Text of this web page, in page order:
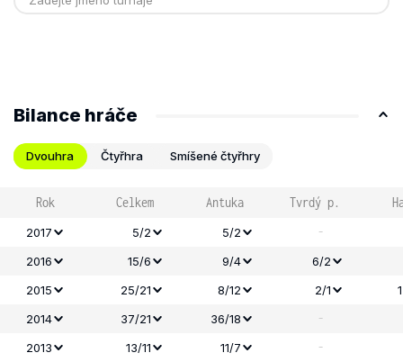
Bilance hráče
Dvouhra Čtyřhra Smíšené čtyřhry
Rok Celkem Antuka Tvrdý p.
2017 5/2 5/2 -
2016 15/6 9/4
6/2
2015
25/21 8/12 2/1
2014
37/21 36/18 -
2013 13/11 11/7 -